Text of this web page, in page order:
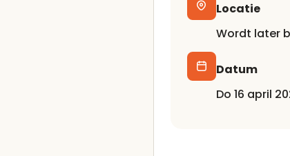
Locatie
Wordt later
Datum
do 16 april